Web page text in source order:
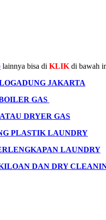
lainnya bisa di KLIK di bawah
JAKARTA
GAS
DRYER GAS
PLASTIK LAUNDRY
LAUNDRY
DAN DRY